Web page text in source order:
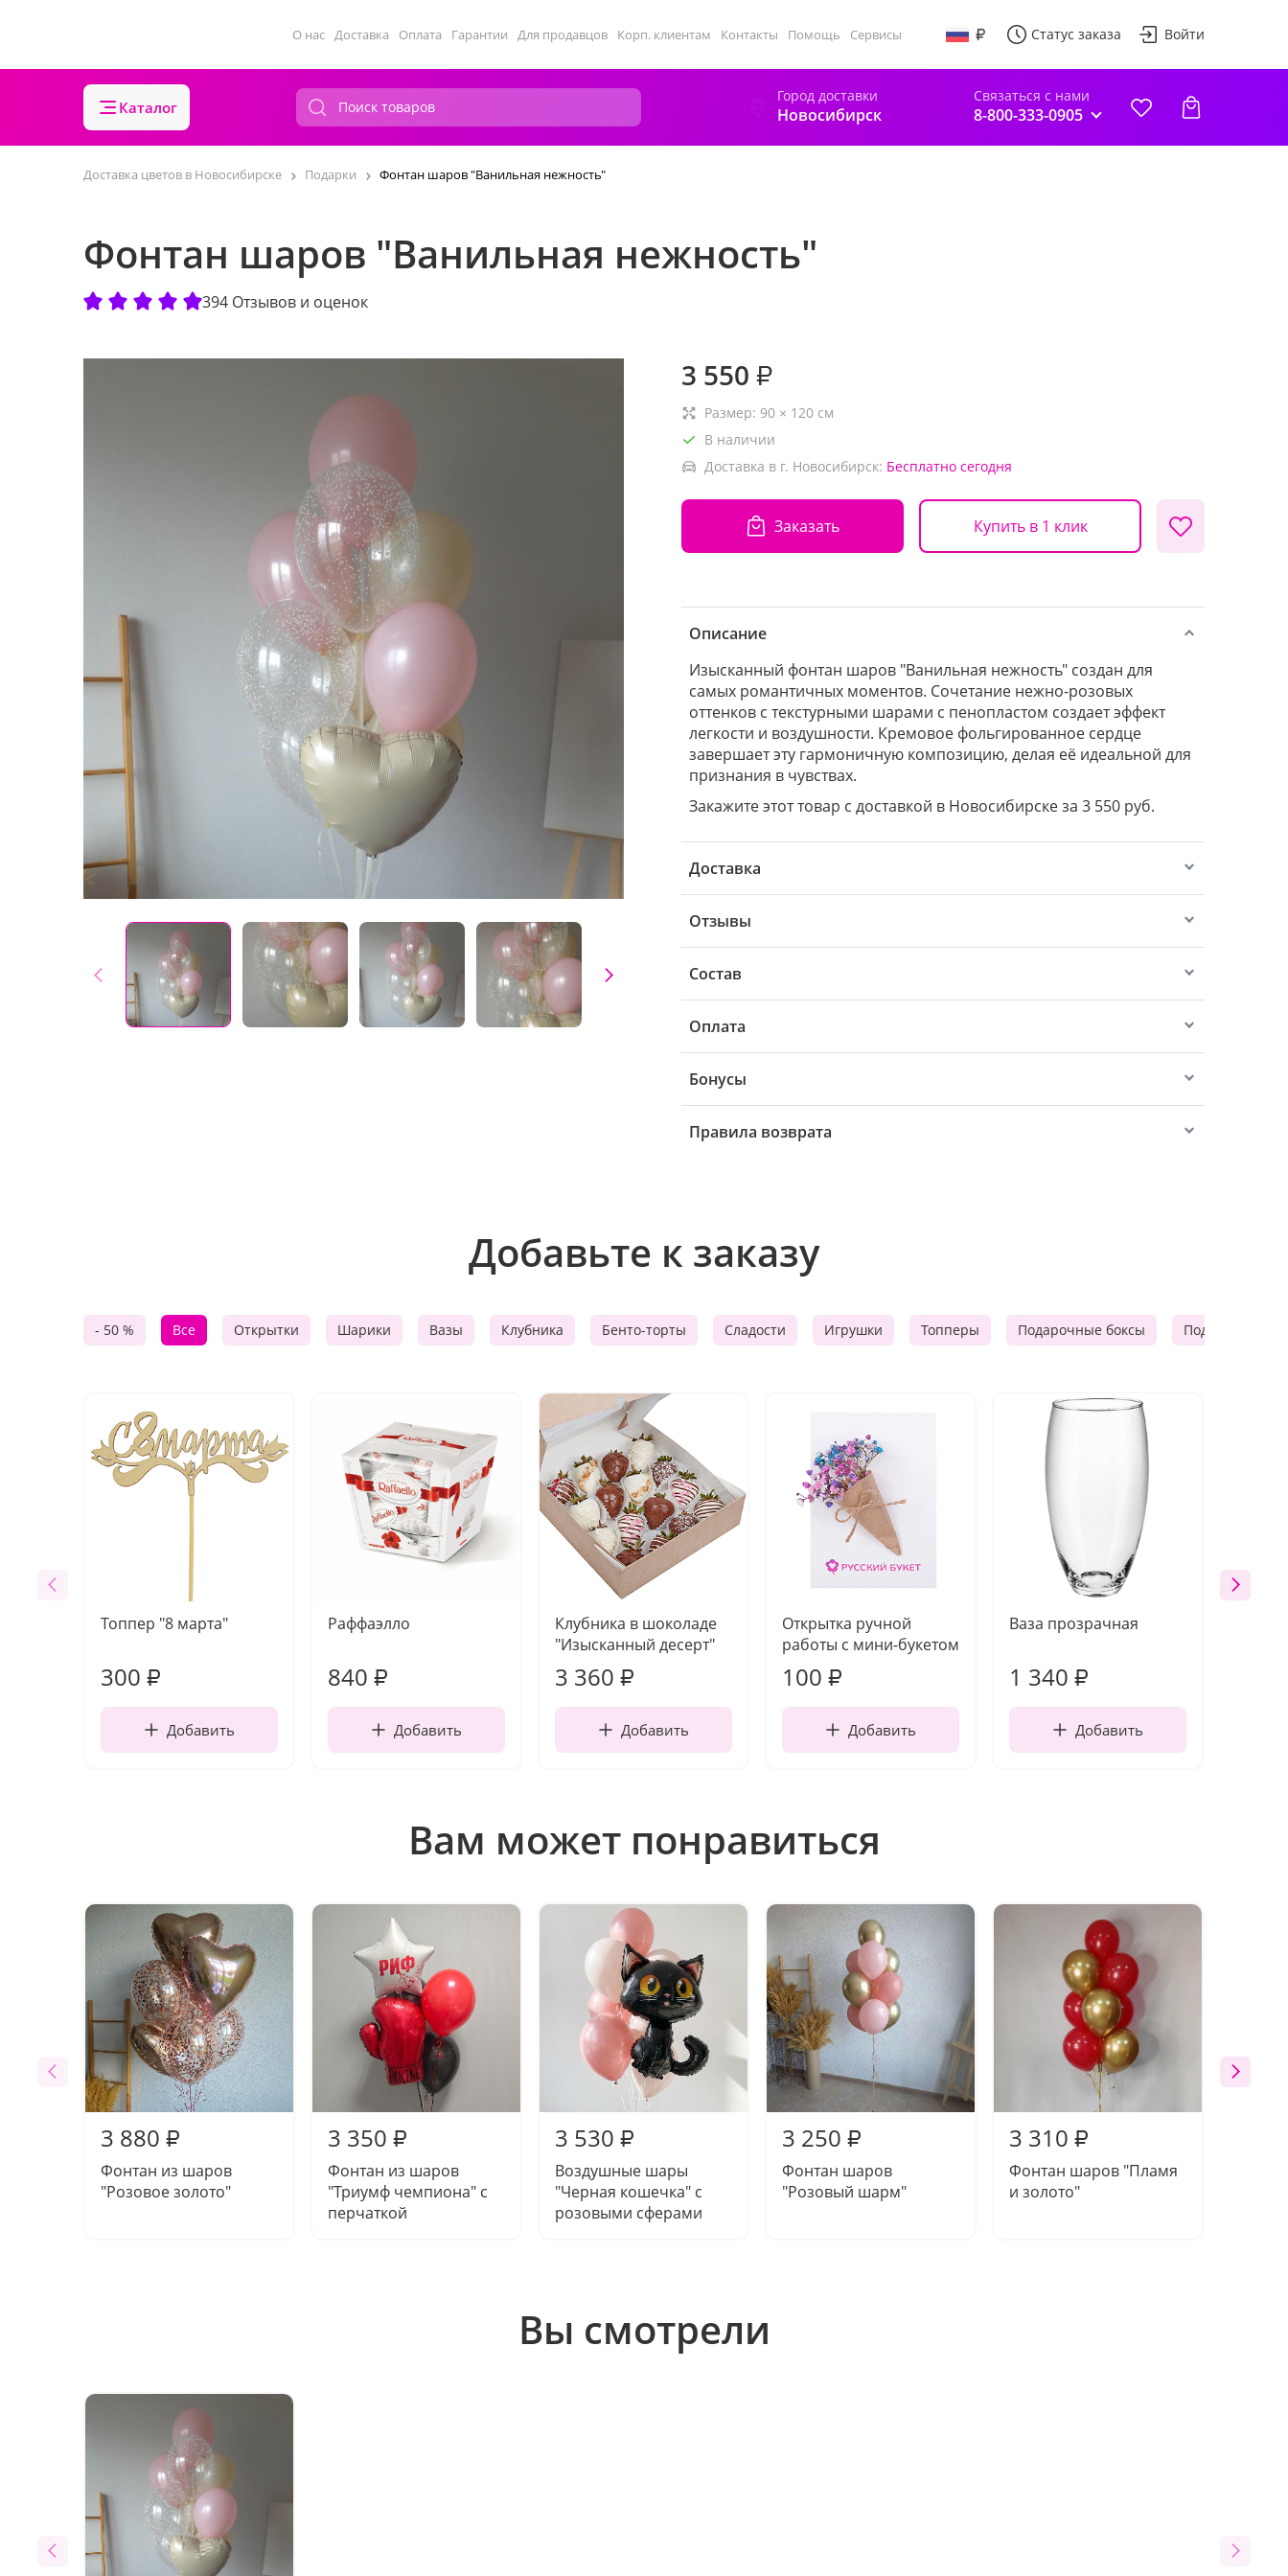
О нас Доставка Оплата Гарантии Для продавцов Корп. клиентам Контакты Помощь Сервисы Статус заказа Войти
Каталог
Город доставки
Новосибирск
Связаться с нами
8-800-333-0905
Доставка цветов в Новосибирске Подарки Фонтан шаров "Ванильная нежность"
Фонтан шаров "Ванильная нежность"
394 Отзывов и оценок
3 550 ₽
Размер: 90 × 120 см
В наличии
Доставка в г. Новосибирск: Бесплатно сегодня
Заказать Купить в 1 клик
Описание
Изысканный фонтан шаров "Ванильная нежность" создан для
самых романтичных моментов. Сочетание нежно-розовых
оттенков с текстурными шарами с пенопластом создает эффект
легкости и воздушности. Кремовое фольгированное сердце
завершает эту гармоничную композицию, делая её идеальной для
признания в чувствах.
Закажите этот товар с доставкой в Новосибирске за 3 550 руб.
Доставка
Отзывы
Состав
Оплата
Бонусы
Правила возврата
Добавьте к заказу
- 50 % Все Открытки Шарики Вазы Клубника Бенто-торты Сладости Игрушки Топперы Подарочные боксы Подарочные
Топпер "8 марта"
300 ₽
Добавить
Раффаэлло
840 ₽
Добавить
Клубника в шоколаде
"Изысканный десерт"
3 360 ₽
Добавить
Открытка ручной
работы с мини-букетом
100 ₽
Добавить
Ваза прозрачная
1 340 ₽
Добавить
Вам может понравиться
3 880 ₽
Фонтан из шаров
"Розовое золото"
3 350 ₽
Фонтан из шаров
"Триумф чемпиона" с
перчаткой
3 530 ₽
Воздушные шары
"Черная кошечка" с
розовыми сферами
3 250 ₽
Фонтан шаров
"Розовый шарм"
3 310 ₽
Фонтан шаров "Пламя
и золото"
Вы смотрели